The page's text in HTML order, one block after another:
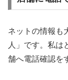
ネットの情報も
人」です。私は
舗へ電話確認を